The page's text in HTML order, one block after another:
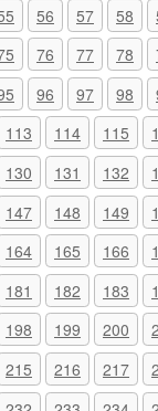
56 57 58
76 77 78
96 97 98
113 114 115
130 131 132
147 148 149
164 165 166
181 182 183
198 199 200
215 216 217